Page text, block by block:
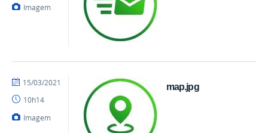
Imagem
map.jpg
por
publicado
15/03/2021
10h14
Imagem